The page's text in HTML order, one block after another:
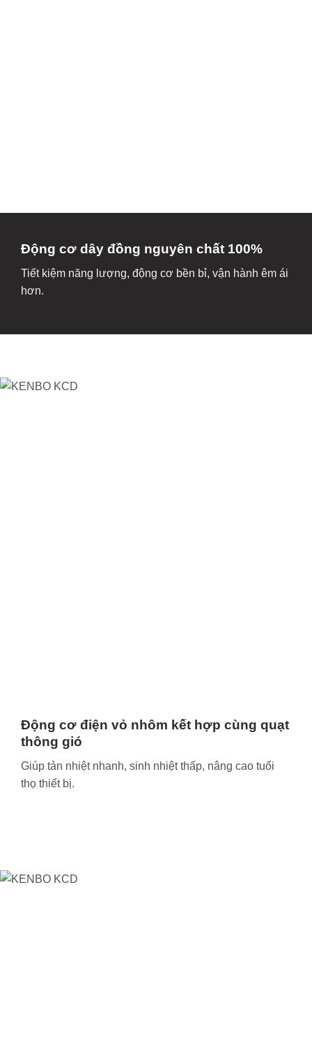
Động cơ dây đồng nguyên chất 100%
Tiết kiệm năng lượng, động cơ bền bỉ, vận hành êm ái
hơn.
Động cơ điện vỏ nhôm kết hợp cùng quạt
thông gió
Giúp tản nhiệt nhanh, sinh nhiệt thấp, nâng cao tuổi
thọ thiết bị.